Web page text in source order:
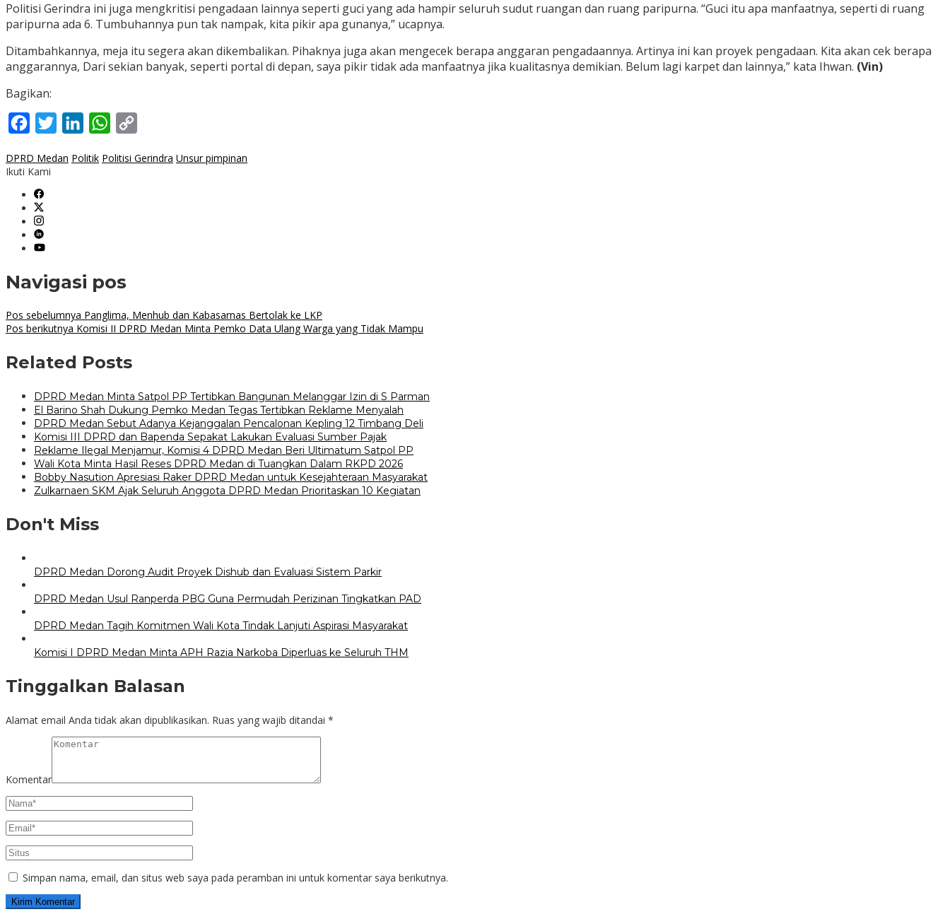
Politisi Gerindra ini juga mengkritisi pengadaan lainnya seperti guci yang ada hampir seluruh sudut ruangan dan ruang paripurna. “Guci itu apa manfaatnya, seperti di ruang
paripurna ada 6. Tumbuhannya pun tak nampak, kita pikir apa gunanya,” ucapnya.
Ditambahkannya, meja itu segera akan dikembalikan. Pihaknya juga akan mengecek berapa anggaran pengadaannya. Artinya ini kan proyek pengadaan. Kita akan cek berapa
anggarannya, Dari sekian banyak, seperti portal di depan, saya pikir tidak ada manfaatnya jika kualitasnya demikian. Belum lagi karpet dan lainnya,” kata Ihwan. (Vin)
Bagikan:
FacebookTwitterLinkedInWhatsApp
DPRD Medan Politik Politisi Gerindra Unsur pimpinan
Ikuti Kami
Navigasi pos
Pos sebelumnya Panglima, Menhub dan Kabasarnas Bertolak ke LKP
Pos berikutnya Komisi II DPRD Medan Minta Pemko Data Ulang Warga yang Tidak Mampu
Related Posts
DPRD Medan Minta Satpol PP Tertibkan Bangunan Melanggar Izin di S Parman
El Barino Shah Dukung Pemko Medan Tegas Tertibkan Reklame Menyalah
DPRD Medan Sebut Adanya Kejanggalan Pencalonan Kepling 12 Timbang Deli
Komisi III DPRD dan Bapenda Sepakat Lakukan Evaluasi Sumber Pajak
Reklame Ilegal Menjamur, Komisi 4 DPRD Medan Beri Ultimatum Satpol PP
Wali Kota Minta Hasil Reses DPRD Medan di Tuangkan Dalam RKPD 2026
Bobby Nasution Apresiasi Raker DPRD Medan untuk Kesejahteraan Masyarakat
Zulkarnaen SKM Ajak Seluruh Anggota DPRD Medan Prioritaskan 10 Kegiatan
Don't Miss
DPRD Medan Dorong Audit Proyek Dishub dan Evaluasi Sistem Parkir
DPRD Medan Usul Ranperda PBG Guna Permudah Perizinan Tingkatkan PAD
DPRD Medan Tagih Komitmen Wali Kota Tindak Lanjuti Aspirasi Masyarakat
Komisi I DPRD Medan Minta APH Razia Narkoba Diperluas ke Seluruh THM
Tinggalkan Balasan
Alamat email Anda tidak akan dipublikasikan. Ruas yang wajib ditandai *
Komentar
Simpan nama, email, dan situs web saya pada peramban ini untuk komentar saya berikutnya.